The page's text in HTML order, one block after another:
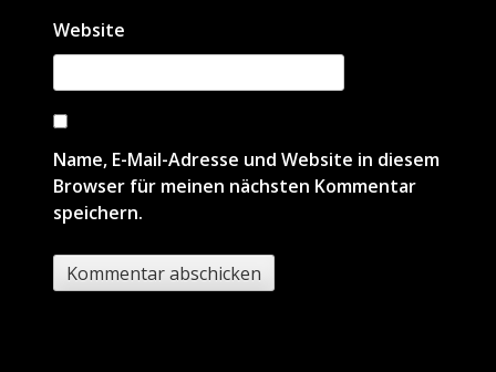
Website
Name, E-Mail-Adresse und Website in diesem
Browser für meinen nächsten Kommentar
speichern.